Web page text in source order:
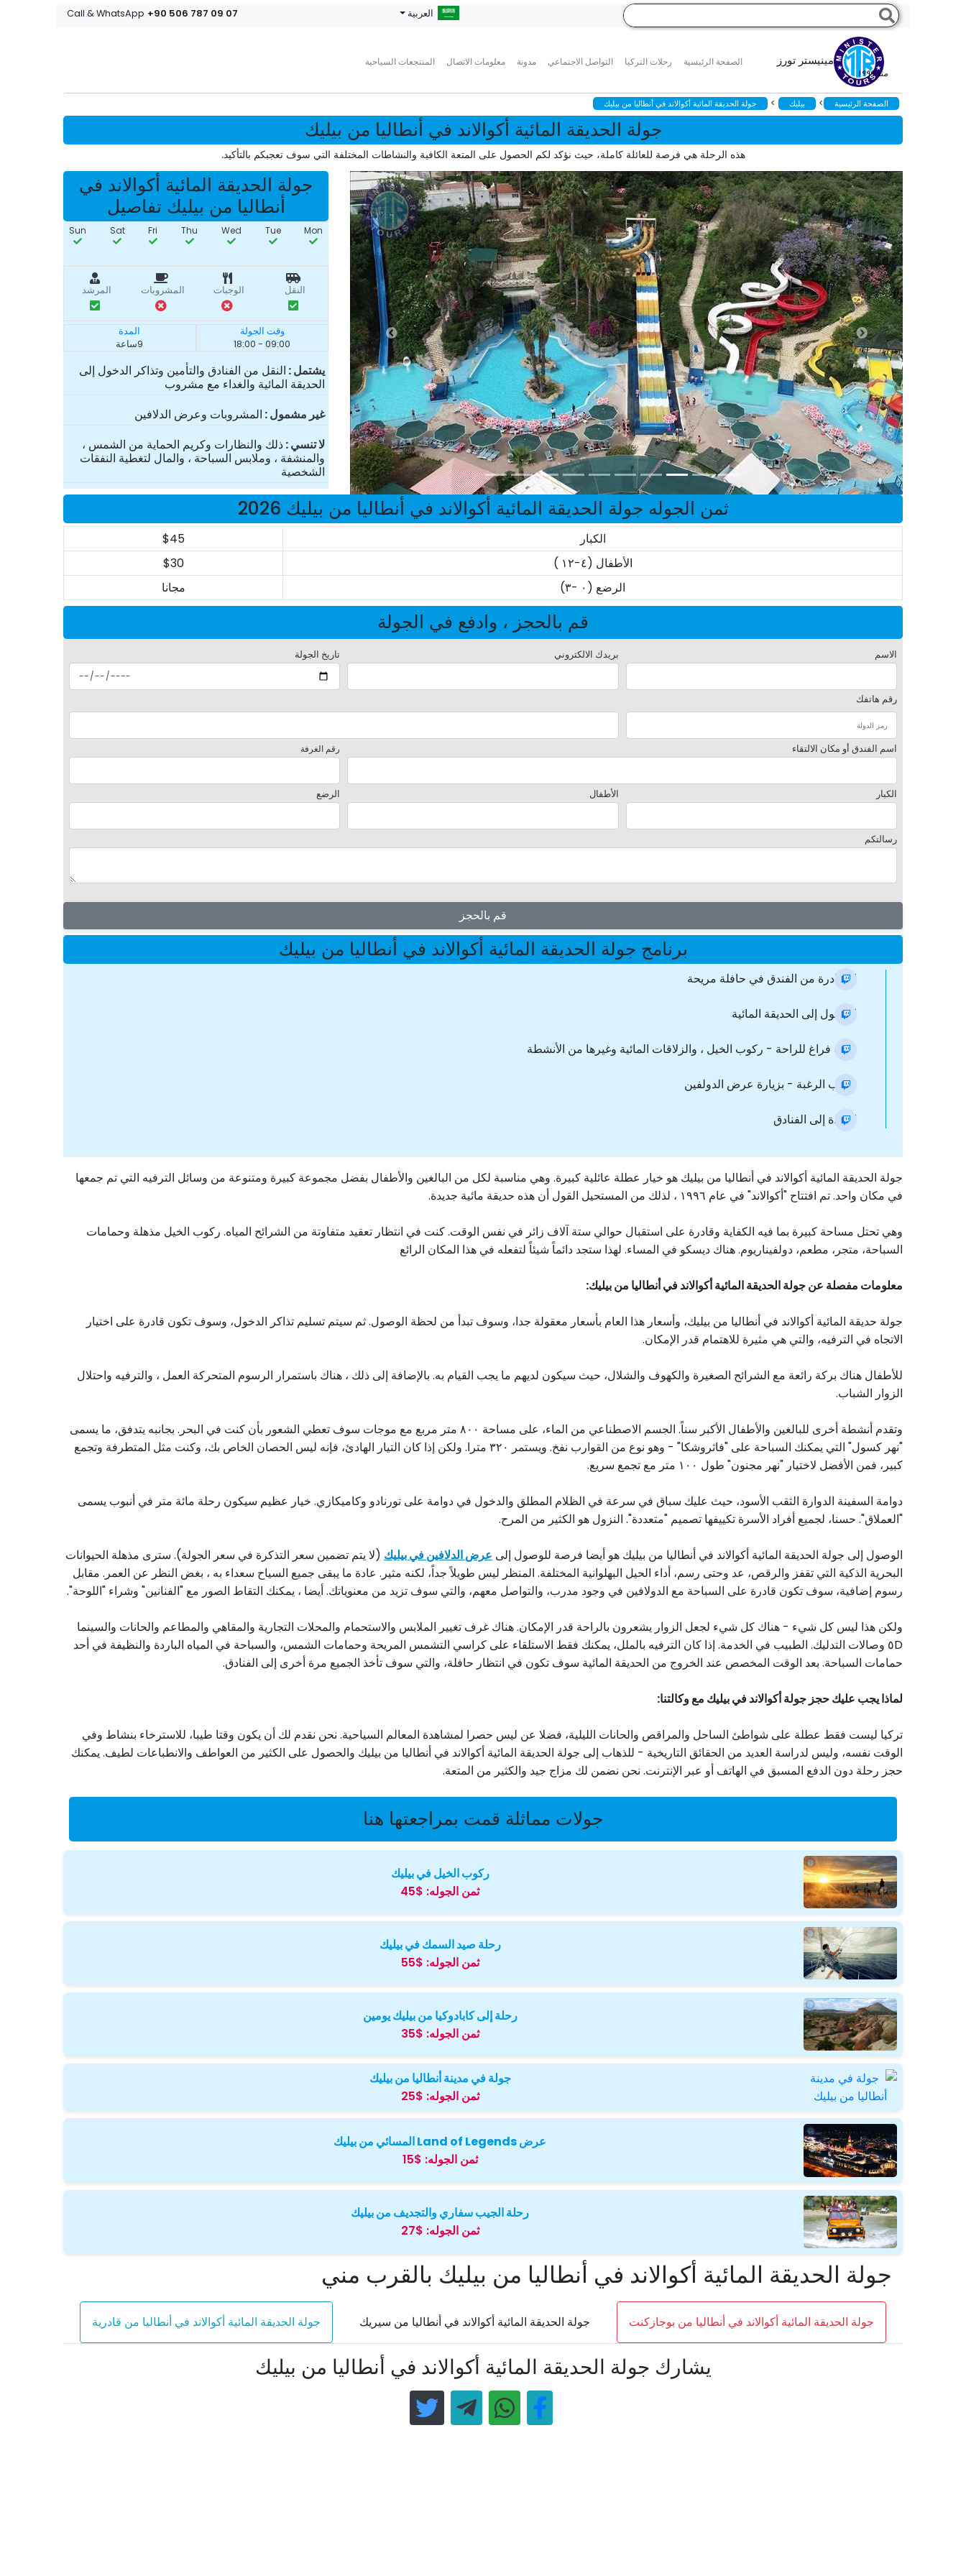
مينيستر تورز
منذ ١٩٩٩
الصفحة الرئيسية رحلات التركيا التواصل الاجتماعي مدونة معلومات الاتصال المنتجعات السياحية
العربية Call & WhatsApp +90 506 787 09 07
الصفحة الرئيسية > بيليك > جولة الحديقة المائية أكوالاند في أنطاليا من بيليك
جولة الحديقة المائية أكوالاند في أنطاليا من بيليك
هذه الرحلة هي فرصة للعائلة كاملة، حيث نؤكد لكم الحصول على المتعة الكافية والنشاطات المختلفة التي سوف تعجبكم بالتأكيد.
جولة الحديقة المائية أكوالاند في
أنطاليا من بيليك تفاصيل
Mon
Tue
Wed
Thu
Fri
Sat
Sun
النقل الوجبات المشروبات المرشد
وقت الجولة
09:00 - 18:00
المدة
9ساعة
یشتمل النقل من الفنادق والتأمين وتذاكر الدخول إلى
الحديقة المائية والغداء مع مشروب
غير مشمول المشروبات وعرض الدلافين
لا تنسي ذلك والنظارات وكريم الحماية من الشمس ،
والمنشفة ، وملابس السباحة ، والمال لتغطية النفقات
الشخصية
ثمن الجوله جولة الحديقة المائية أكوالاند في أنطاليا من بيليك 2026
الكبار
$45
الأطفال (٤-١٢ )
$30
الرضع (٠ -٣)
مجانا
قم بالحجز ، وادفع في الجولة
الاسم بريدك الالكتروني تاريخ الجولة
رقم هاتفك
اسم الفندق أو مكان الالتقاء رقم الغرفة
الكبار الأطفال الرضع
رسالتكم
قم بالحجز
برنامج جولة الحديقة المائية أكوالاند في أنطاليا من بيليك
المغادرة من الفندق في حافلة مريحة
الوصول إلى الحديقة المائية
وقت فراغ للراحة - ركوب الخيل ، والزلاقات المائية وغيرها من الأنشطة
حسب الرغبة - بزيارة عرض الدولفين
العودة إلى الفنادق
جولة الحديقة المائية أكوالاند في أنطاليا من بيليك هو خيار عطلة عائلية كبيرة. وهي مناسبة لكل من البالغين والأطفال بفضل مجموعة كبيرة ومتنوعة من وسائل الترفيه التي تم جمعها
في مكان واحد. تم افتتاح "أكوالاند" في عام ١٩٩٦ ، لذلك من المستحيل القول أن هذه حديقة مائية جديدة.
وهي تحتل مساحة كبيرة بما فيه الكفاية وقادرة على استقبال حوالي ستة آلاف زائر في نفس الوقت. كنت في انتظار تعقيد متفاوتة من الشرائح المياه. ركوب الخيل مذهلة وحمامات
السباحة، متجر، مطعم، دولفيناريوم. هناك ديسكو في المساء. لهذا ستجد دائماً شيئاً لتفعله في هذا المكان الرائع
معلومات مفصلة عن جولة الحديقة المائية أكوالاند في أنطاليا من بيليك:
جولة حديقة المائية أكوالاند في أنطاليا من بيليك، وأسعار هذا العام بأسعار معقولة جدا، وسوف تبدأ من لحظة الوصول. ثم سيتم تسليم تذاكر الدخول، وسوف تكون قادرة على اختيار
الاتجاه في الترفيه، والتي هي مثيرة للاهتمام قدر الإمكان.
للأطفال هناك بركة رائعة مع الشرائح الصغيرة والكهوف والشلال، حيث سيكون لديهم ما يجب القيام به. بالإضافة إلى ذلك ، هناك باستمرار الرسوم المتحركة العمل ، والترفيه واحتلال
الزوار الشباب.
وتقدم أنشطة أخرى للبالغين والأطفال الأكبر سناً. الجسم الاصطناعي من الماء، على مساحة ٨٠٠ متر مربع مع موجات سوف تعطي الشعور بأن كنت في البحر. بجانبه يتدفق، ما يسمى
"نهر كسول" التي يمكنك السباحة على "فاثروشكا" - وهو نوع من القوارب نفخ. ويستمر ٣٢٠ مترا. ولكن إذا كان التيار الهادئ، فإنه ليس الحصان الخاص بك، وكنت مثل المتطرفة وتجمع
كبير، فمن الأفضل لاختيار "نهر مجنون" طول ١٠٠ متر مع تجمع سريع.
دوامة السفينة الدوارة الثقب الأسود، حيث عليك سباق في سرعة في الظلام المطلق والدخول في دوامة على تورنادو وكاميكازي. خيار عظيم سيكون رحلة مائة متر في أنبوب يسمى
"العملاق". حسنا، لجميع أفراد الأسرة تكييفها تصميم "متعددة". النزول هو الكثير من المرح.
الوصول إلى جولة الحديقة المائية أكوالاند في أنطاليا من بيليك هو أيضا فرصة للوصول إلى عرض الدلافين في بيليك (لا يتم تضمين سعر التذكرة في سعر الجولة). سترى مذهلة الحيوانات
البحرية الذكية التي تقفز والرقص، عد وحتى رسم، أداء الحيل البهلوانية المختلفة. المنظر ليس طويلاً جداً، لكنه مثير. عادة ما يبقى جميع السياح سعداء به ، بغض النظر عن العمر. مقابل
رسوم إضافية، سوف تكون قادرة على السباحة مع الدولافين في وجود مدرب، والتواصل معهم، والتي سوف تزيد من معنوياتك. أيضا ، يمكنك التقاط الصور مع "الفنانين" وشراء "اللوحة".
ولكن هذا ليس كل شيء - هناك كل شيء لجعل الزوار يشعرون بالراحة قدر الإمكان. هناك غرف تغيير الملابس والاستحمام والمحلات التجارية والمقاهي والمطاعم والحانات والسينما
٥D وصالات التدليك. الطبيب في الخدمة. إذا كان الترفيه بالملل، يمكنك فقط الاستلقاء على كراسي التشمس المريحة وحمامات الشمس، والسباحة في المياه الباردة والنظيفة في أحد
حمامات السباحة. بعد الوقت المخصص عند الخروج من الحديقة المائية سوف تكون في انتظار حافلة، والتي سوف تأخذ الجميع مرة أخرى إلى الفنادق.
لماذا يجب عليك حجز جولة أكوالاند في بيليك مع وكالتنا:
تركيا ليست فقط عطلة على شواطئ الساحل والمراقص والحانات الليلية، فضلا عن ليس حصرا لمشاهدة المعالم السياحية. نحن نقدم لك أن يكون وقتا طيبا، للاسترخاء بنشاط وفي
الوقت نفسه، وليس لدراسة العديد من الحقائق التاريخية - للذهاب إلى جولة الحديقة المائية أكوالاند في أنطاليا من بيليك والحصول على الكثير من العواطف والانطباعات لطيف. يمكنك
حجز رحلة دون الدفع المسبق في الهاتف أو عبر الإنترنت. نحن نضمن لك مزاج جيد والكثير من المتعة.
جولات مماثلة قمت بمراجعتها هنا
ركوب الخيل في بيليك
ثمن الجوله: $45
رحلة صيد السمك في بيليك
ثمن الجوله: $55
رحلة إلى كابادوكيا من بيليك يومين
ثمن الجوله: $35
جولة في مدينة أنطاليا من بيليك
ثمن الجوله: $25
عرض Land of Legends المسائي من بيليك
ثمن الجوله: $15
رحلة الجيب سفاري والتجديف من بيليك
ثمن الجوله: $27
جولة الحديقة المائية أكوالاند في أنطاليا من بيليك بالقرب مني
جولة الحديقة المائية أكوالاند في أنطاليا من بوجازكنت جولة الحديقة المائية أكوالاند في أنطاليا من سيريك جولة الحديقة المائية أكوالاند في أنطاليا من قادرية
يشارك جولة الحديقة المائية أكوالاند في أنطاليا من بيليك